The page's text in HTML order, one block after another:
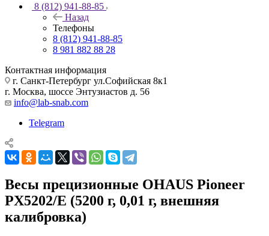
8 (812) 941-88-85
Назад
Телефоны
8 (812) 941-88-85
8 981 882 88 28
Контактная информация
г. Санкт-Петербург ул.Софийская 8к1
г. Москва, шоссе Энтузиастов д. 56
info@lab-snab.com
Telegram
Весы прецизионные OHAUS Pioneer
PX5202/E (5200 г, 0,01 г, внешняя
калибровка)